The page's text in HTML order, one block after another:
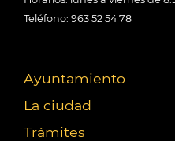
Teléfono: 963 52 54 78
Ayuntamiento
La ciudad
Trámites